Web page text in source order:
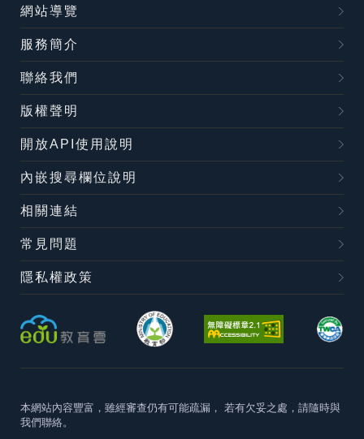
網站導覽
服務簡介
聯絡我們
版權聲明
開放API使用說明
內嵌搜尋欄位說明
相關連結
常見問題
隱私權政策
本網站內容豐富，雖經審查仍有可能疏漏， 若有欠妥之處，請隨時與
我們聯絡。